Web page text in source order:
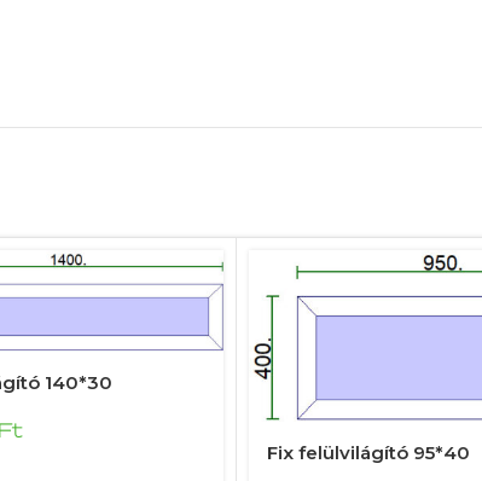
140*30
Ft
Fix felülvilágító 95*40